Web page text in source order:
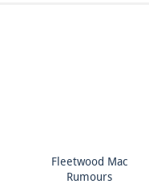
Fleetwood Mac
Rumours